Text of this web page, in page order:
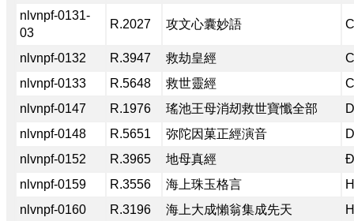
nlvnpf-0131-
03
R.2027 攻文心囊妙語
nlvnpf-0132 R.3947 救劫皇經
nlvnpf-0133
R.5648 救世靈經
nlvnpf-0147
R.1976 瑤池王母消刼救世寶懺全部
nlvnpf-0148
R.5651 弥陀因菓正經演音
nlvnpf-0152
R.3965 地母真經
nlvnpf-0159
R.3556 海上珠玉格言
nlvnpf-0160
R.3196 海上大成懶翁集成先天